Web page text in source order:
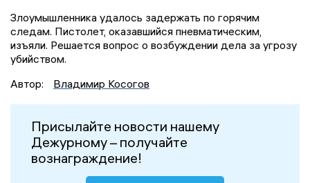
Злоумышленника удалось задержать по горячим
следам. Пистолет, оказавшийся пневматическим,
изъяли. Решается вопрос о возбуждении дела за угрозу
убийством.
Автор:
Владимир Косогов
Присылайте новости нашему
Дежурному – получайте
вознаграждение!